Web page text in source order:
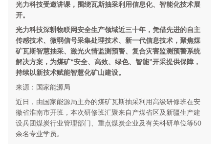
光力科技受邀讲课，围绕瓦斯抽采利用信息化、智能化技术展
开。
光力科技深耕物联网安全生产领域近三十年，凭借先进的自主
传感技术、微弱信号采集处理技术、新一代信息技术，聚焦煤
矿瓦斯智慧抽采、激光火情监测预警、复合灾害监测预警系统
解决方案，为煤矿“安全、高效、绿色、智能”开采提供保障，
持续以新技术赋能智慧化矿山建设。
来源：国家能源局
近日，由国家能源局主办的煤矿瓦斯抽采利用高级研修班在安
徽省淮南市开班，本次研修班汇聚来自产煤省区及新疆生产建
设兵团煤炭行业管理部门、重点煤炭企业及有关科研单位等50
余名专业学员。